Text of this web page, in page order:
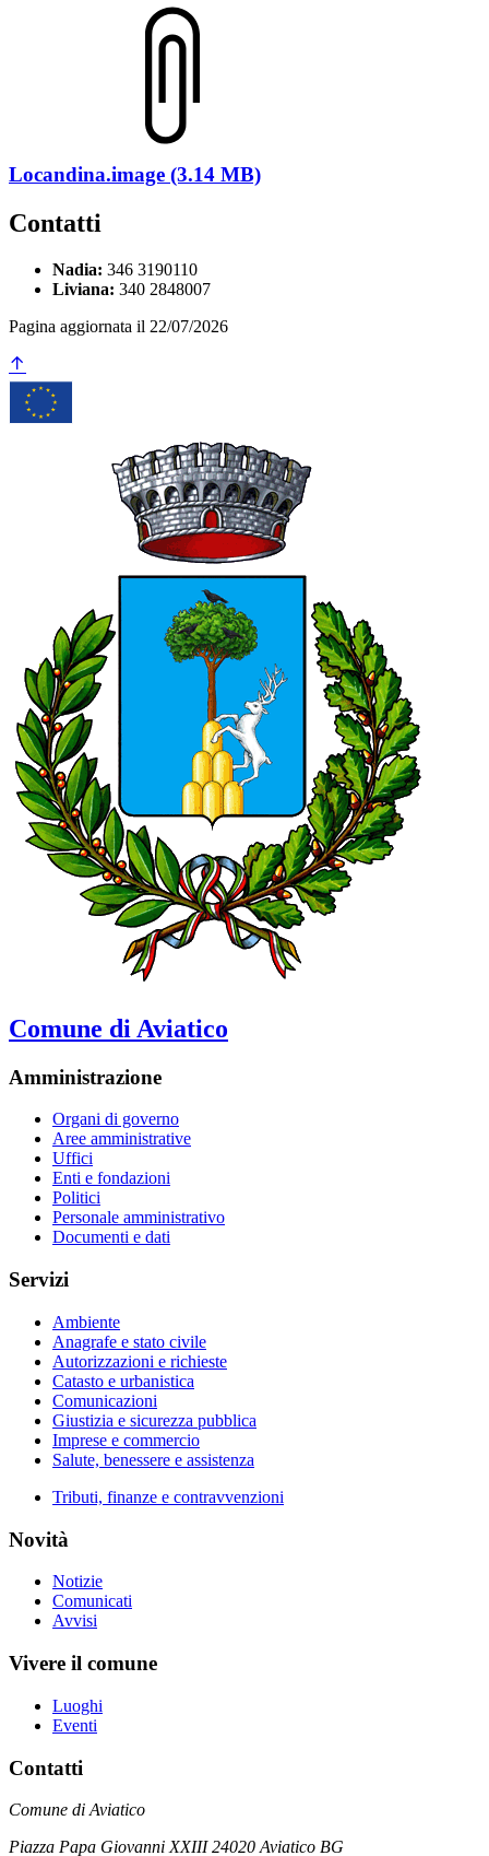
Locandina.image (3.14 MB)
Contatti
Nadia: 346 3190110
Liviana: 340 2848007
Pagina aggiornata il 22/07/2026
Comune di Aviatico
Amministrazione
Organi di governo
Aree amministrative
Uffici
Enti e fondazioni
Politici
Personale amministrativo
Documenti e dati
Servizi
Ambiente
Anagrafe e stato civile
Autorizzazioni e richieste
Catasto e urbanistica
Comunicazioni
Giustizia e sicurezza pubblica
Imprese e commercio
Salute, benessere e assistenza
Tributi, finanze e contravvenzioni
Novità
Notizie
Comunicati
Avvisi
Vivere il comune
Luoghi
Eventi
Contatti
Comune di Aviatico
Piazza Papa Giovanni XXIII 24020 Aviatico BG